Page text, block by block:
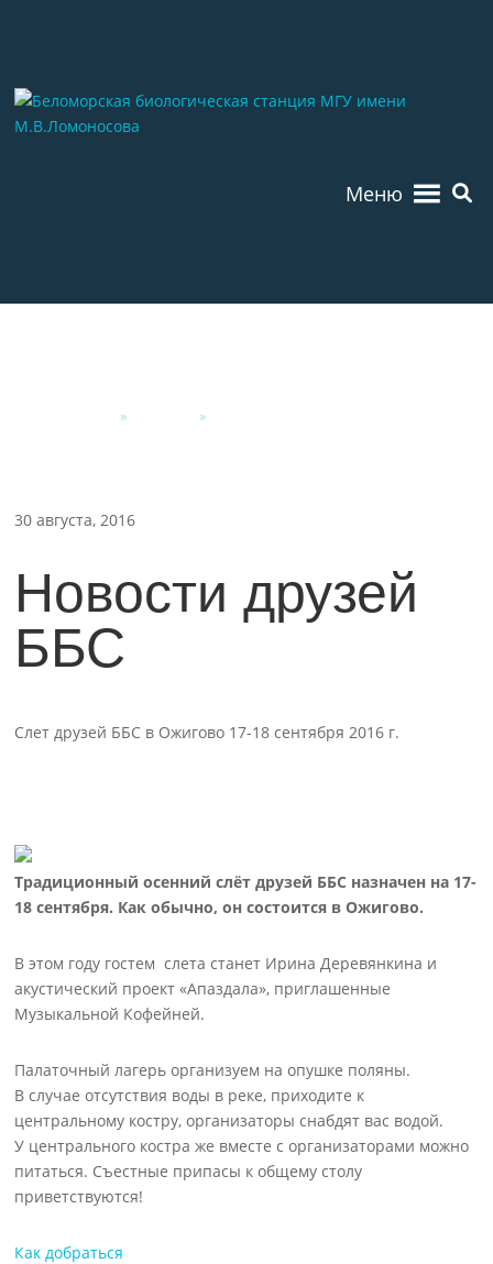
Меню
» »
30 августа, 2016
Новости друзей
ББС
Слет друзей ББС в Ожигово 17-18 сентября 2016 г.
Традиционный осенний слёт друзей ББС назначен на 17-
18 сентября. Как обычно, он состоится в Ожигово.
В этом году гостем слета станет Ирина Деревянкина и
акустический проект «Апаздала», приглашенные
Музыкальной Кофейней.
Палаточный лагерь организуем на опушке поляны.
В случае отсутствия воды в реке, приходите к
центральному костру, организаторы снабдят вас водой.
У центрального костра же вместе с организаторами можно
питаться. Съестные припасы к общему столу
приветствуются!
Как добраться